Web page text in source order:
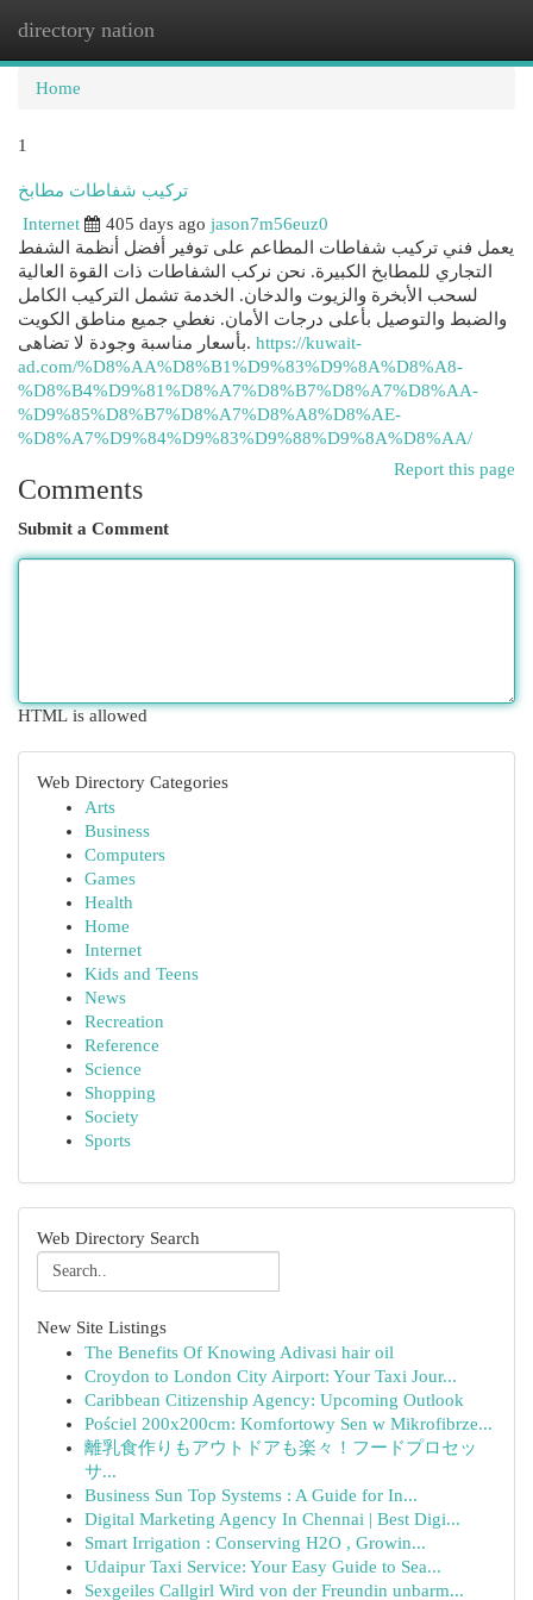
directory nation
Home
1
تركيب شفاطات مطابخ
Internet
405 days ago jason7m56euz0
يعمل فني تركيب شفاطات المطاعم على توفير أفضل أنظمة الشفط
التجاري للمطابخ الكبيرة. نحن نركب الشفاطات ذات القوة العالية
لسحب الأبخرة والزيوت والدخان. الخدمة تشمل التركيب الكامل
والضبط والتوصيل بأعلى درجات الأمان. نغطي جميع مناطق الكويت
بأسعار مناسبة وجودة لا تضاهى. https://kuwait-
ad.com/%D8%AA%D8%B1%D9%83%D9%8A%D8%A8-
%D8%B4%D9%81%D8%A7%D8%B7%D8%A7%D8%AA-
%D9%85%D8%B7%D8%A7%D8%A8%D8%AE-
%D8%A7%D9%84%D9%83%D9%88%D9%8A%D8%AA/
Report this page
Comments
Submit a Comment
HTML is allowed
Web Directory Categories
Arts
Business
Computers
Games
Health
Home
Internet
Kids and Teens
News
Recreation
Reference
Science
Shopping
Society
Sports
Web Directory Search
New Site Listings
The Benefits Of Knowing Adivasi hair oil
Croydon to London City Airport: Your Taxi Jour...
Caribbean Citizenship Agency: Upcoming Outlook
Pościel 200x200cm: Komfortowy Sen w Mikrofibrze...
離乳食作りもアウトドアも楽々！フードプロセッ
サ...
Business Sun Top Systems : A Guide for In...
Digital Marketing Agency In Chennai | Best Digi...
Smart Irrigation : Conserving H2O , Growin...
Udaipur Taxi Service: Your Easy Guide to Sea...
Sexgeiles Callgirl Wird von der Freundin unbarm...